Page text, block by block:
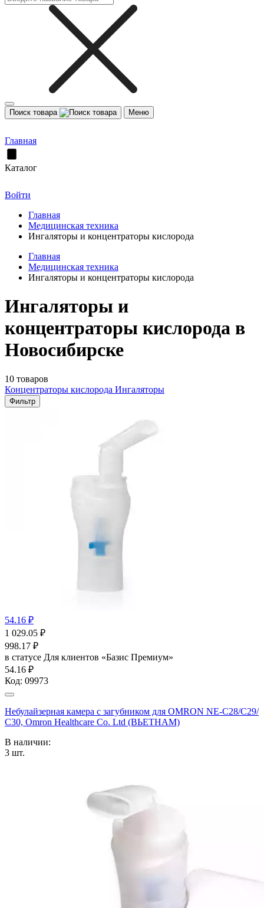
Поиск товара Меню
Главная
Каталог
Войти
Главная
Медицинская техника
Ингаляторы и концентраторы кислорода
Главная
Медицинская техника
Ингаляторы и концентраторы кислорода
Ингаляторы и
концентраторы кислорода в
Новосибирске
10 товаров
Концентраторы кислорода Ингаляторы
Фильтр
54.16 ₽
1 029.05 ₽
998.17 ₽
в статусе Для клиентов «Базис Премиум»
54.16 ₽
Код: 09973
Небулайзерная камера с загубником для OMRON NE-C28/С29/
С30, Omron Healthcare Co. Ltd (ВЬЕТНАМ)
В наличии:
3 шт.